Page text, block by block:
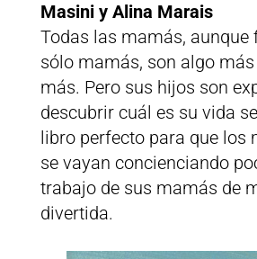
Masini y Alina Marais
Todas las mamás, aunque
sólo mamás, son algo
más. Pero sus hijos son
descubrir cuál es su vida
libro perfecto para que los
se vayan concienciando
trabajo de sus mamás de
divertida.